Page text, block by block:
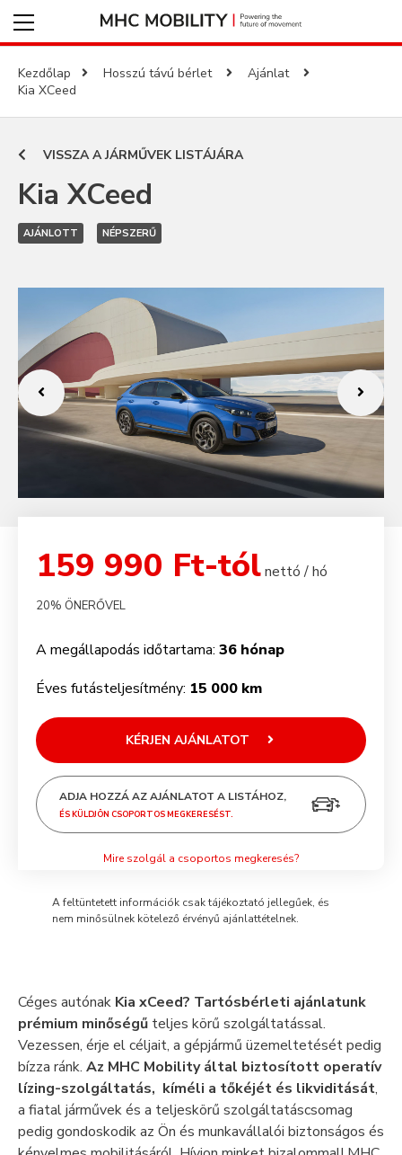
Kezdőlap Hosszú távú bérlet
Ajánlat
Kia XCeed
Kia XCeed
AJÁNLOTT NÉPSZERŰ
VISSZA A JÁRMŰVEK LISTÁJÁRA
159 990 Ft-tólnettó / hó
20% ÖNERŐVEL
A megállapodás időtartama: 36 hónap
Éves futásteljesítmény: 15 000 km
KÉRJEN AJÁNLATOT
ADJA HOZZÁ AZ AJÁNLATOT A LISTÁHOZ,
ÉS KÜLDJÖN CSOPORTOS MEGKERESÉST.
Mire szolgál a csoportos megkeresés?
A feltüntetett információk csak tájékoztató jellegűek, és
nem minősülnek kötelező érvényű ajánlattételnek.
Céges autónak Kia xCeed? Tartósbérleti ajánlatunk
prémium minőségű teljes körű szolgáltatással.
Vezessen, érje el céljait, a gépjármű üzemeltetését pedig
bízza ránk. Az MHC Mobility által biztosított operatív
lízing-szolgáltatás, kíméli a tőkéjét és likviditását,
a fiatal járművek és a teljeskörű szolgáltatáscsomag
pedig gondoskodik az Ön és munkavállalói biztonságos és